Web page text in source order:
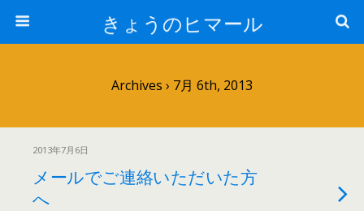
きょうのヒマール
Archives › 7月 6th, 2013
2013年7月6日
メールでご連絡いただいた方
へ